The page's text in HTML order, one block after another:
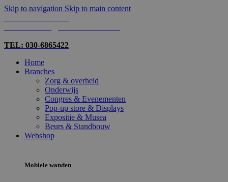
Skip to navigation Skip to main content
TEL: 030-6865422
Home
Branches
Zorg & overheid
Onderwijs
Congres & Evenementen
Pop-up store & Displays
Expositie & Musea
Beurs & Standbouw
Webshop
Mobiele wanden